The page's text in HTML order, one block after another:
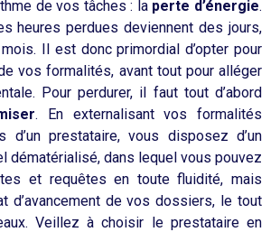
de vos tâches : la perte d’énergie.
heures perdues deviennent des jours,
Il est donc primordial d’opter pour
vos formalités, avant tout pour alléger
Pour perdurer, il faut tout d’abord
. En externalisant vos formalités
d’un prestataire, vous disposez d’un
dématérialisé, dans lequel vous pouvez
et requêtes en toute fluidité, mais
d’avancement de vos dossiers, le tout
Veillez à choisir le prestataire en